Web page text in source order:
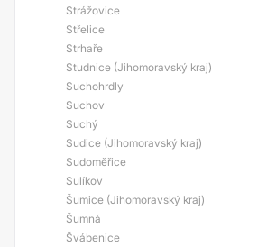
Strážovice
Střelice
Strhaře
Studnice (Jihomoravský kraj)
Suchohrdly
Suchov
Suchý
Sudice (Jihomoravský kraj)
Sudoměřice
Sulíkov
Šumice (Jihomoravský kraj)
Šumná
Švábenice